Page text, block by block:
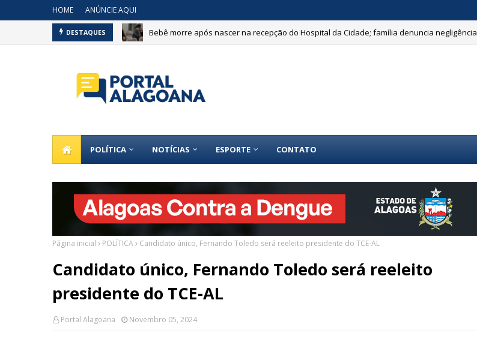
HOME ANÚNCIE AQUI
DESTAQUES Bebê morre após nascer na recepção do Hospital da Cidade; família denuncia negligência
POLÍTICA NOTÍCIAS ESPORTE CONTATO
Página inicial POLÍTICA Candidato único, Fernando Toledo será reeleito presidente do TCE-AL
Candidato único, Fernando Toledo será reeleito
presidente do TCE-AL
Portal Alagoana Novembro 05, 2024